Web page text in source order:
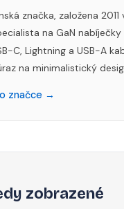
značka, založena 2011
na GaN
C, Lightning a USB-A
na minimalistický
značce →
zobrazené